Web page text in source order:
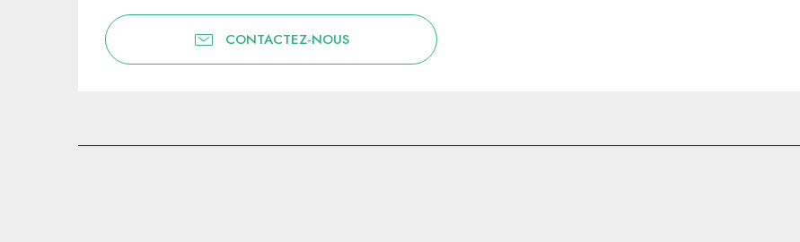
CONTACTEZ-NOUS